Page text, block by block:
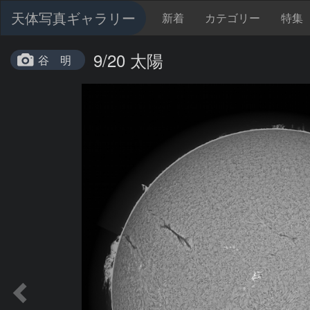
天体写真ギャラリー 新着 カテゴリー 特集
谷 明 9/20 太陽